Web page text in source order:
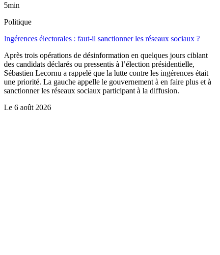
5min
Politique
Ingérences électorales : faut-il sanctionner les réseaux sociaux ?
Après trois opérations de désinformation en quelques jours ciblant
des candidats déclarés ou pressentis à l’élection présidentielle,
Sébastien Lecornu a rappelé que la lutte contre les ingérences était
une priorité. La gauche appelle le gouvernement à en faire plus et à
sanctionner les réseaux sociaux participant à la diffusion.
Le 6 août 2026